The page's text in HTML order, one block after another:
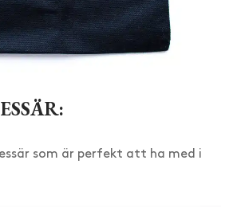
som är perfekt att ha med i